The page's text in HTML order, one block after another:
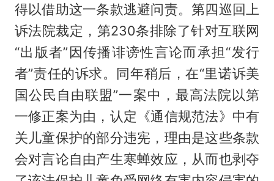
得以借助这一条款逃避问责。第四巡回上
诉法院裁定，第230条排除了针对互联网
“出版者”因传播诽谤性言论而承担“发行
者”责任的诉求。同年稍后，在“里诺诉美
国公民自由联盟”一案中，最高法院以第
一修正案为由，认定《通信规范法》中有
关儿童保护的部分违宪，理由是这些条款
会对言论自由产生寒蝉效应，从而也剥夺